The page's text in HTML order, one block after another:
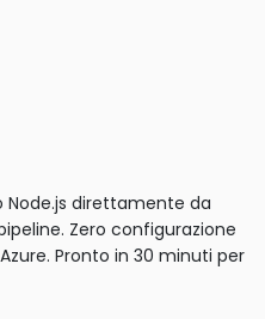
Node.js direttamente da
Zero configurazione
Pronto in 30 minuti per